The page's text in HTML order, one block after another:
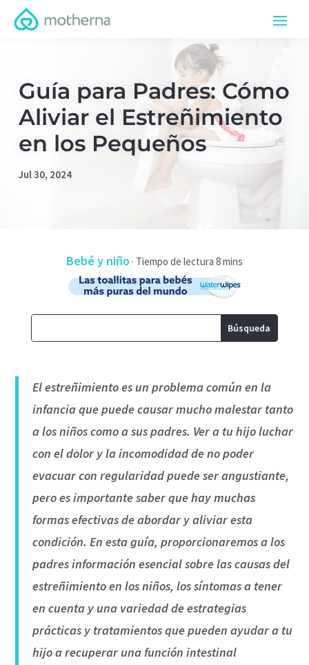
Guía para Padres: Cómo
Aliviar el Estreñimiento
en los Pequeños
Jul 30, 2024
Bebé y niño ·
El estreñimiento es un problema común en la
infancia que puede causar mucho malestar tanto
a los niños como a sus padres. Ver a tu hijo luchar
con el dolor y la incomodidad de no poder
evacuar con regularidad puede ser angustiante,
pero es importante saber que hay muchas
formas efectivas de abordar y aliviar esta
condición. En esta guía, proporcionaremos a los
padres información esencial sobre las causas del
estreñimiento en los niños, los síntomas a tener
en cuenta y una variedad de estrategias
prácticas y tratamientos que pueden ayudar a tu
hijo a recuperar una función intestinal